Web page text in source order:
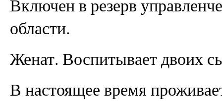
Включен в резерв
области.
Женат. Воспитывает двоих
В настоящее время